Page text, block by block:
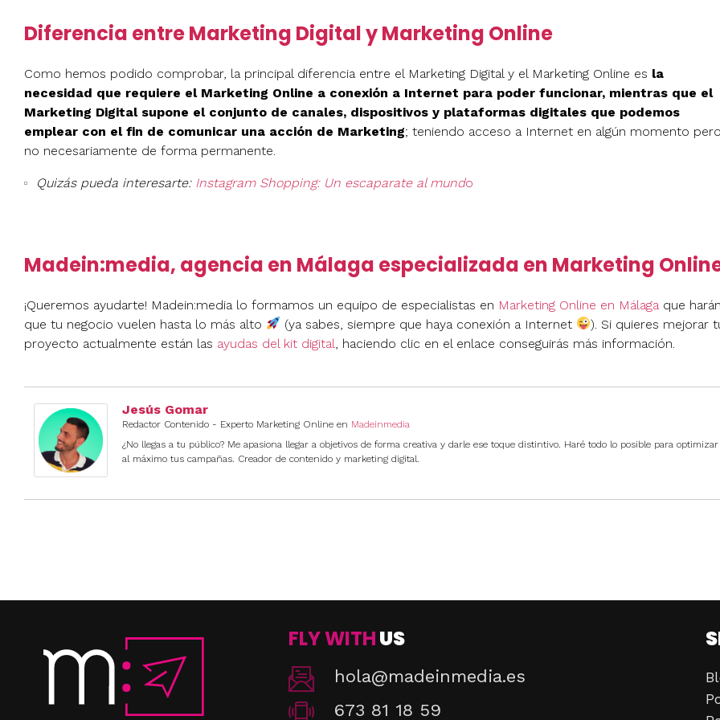
Diferencia entre Marketing Digital y Marketing Online
Como hemos podido comprobar, la principal diferencia entre el Marketing Digital y el Marketing Online es la
necesidad que requiere el Marketing Online a conexión a Internet para poder funcionar, mientras que el
Marketing Digital supone el conjunto de canales, dispositivos y plataformas digitales que podemos
emplear con el fin de comunicar una acción de Marketing; teniendo acceso a Internet en algún momento pero
no necesariamente de forma permanente.
Quizás pueda interesarte: Instagram Shopping: Un escaparate al mundo
Madein:media, agencia en Málaga especializada en Marketing
¡Queremos ayudarte! Madein:media lo formamos un equipo de especialistas en Marketing Online en Málaga que harán
que tu negocio vuelen hasta lo más alto
(ya sabes, siempre que haya conexión a Internet
). Si quieres mejorar
proyecto actualmente están las ayudas del kit digital , haciendo clic en el enlace conseguirás más información.
Jesús Gomar
Redactor Contenido - Experto Marketing Online en Madeinmedia
¿No llegas a tu público? Me apasiona llegar a objetivos de forma creativa y darle ese toque distintivo. Haré todo lo posible para optimizar
al máximo tus campañas. Creador de contenido y marketing digital.
FLY WITHUS
hola@madeinmedia.es
673 81 18 59